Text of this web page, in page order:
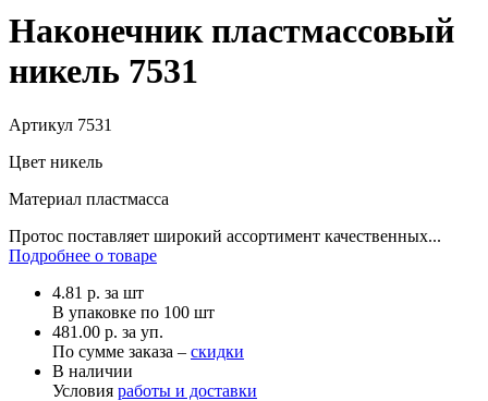
Наконечник пластмассовый
никель 7531
Артикул 7531
Цвет никель
Материал пластмасса
Протос поставляет широкий ассортимент качественных...
Подробнее о товаре
4.81 р. за шт
В упаковке по 100 шт
481.00 р. за уп.
По сумме заказа – скидки
В наличии
Условия работы и доставки